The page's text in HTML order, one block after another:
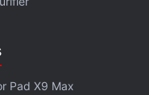
et éléments pour
recourir à de
Pad X9 Max